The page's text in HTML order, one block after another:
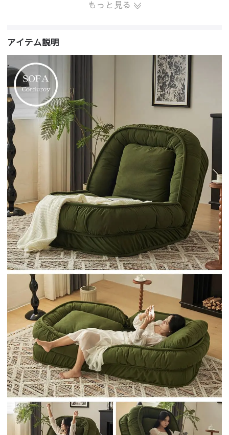
もっと見る
アイテム説明